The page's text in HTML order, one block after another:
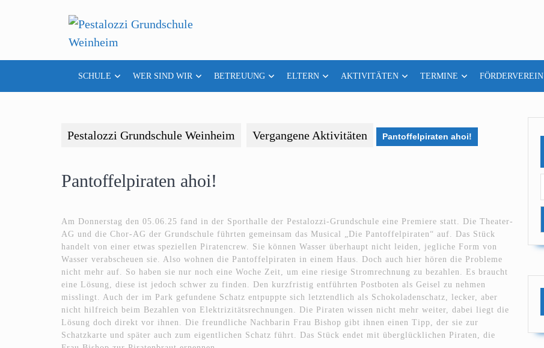
SCHULE WER SIND WIR BETREUUNG ELTERN AKTIVITÄTEN TERMINE FÖRDERVEREIN
Pestalozzi Grundschule Weinheim Vergangene Aktivitäten Pantoffelpiraten ahoi!
Pantoffelpiraten ahoi!
Am Donnerstag den 05.06.25 fand in der Sporthalle der Pestalozzi-Grundschule eine Premiere statt. Die Theater-
AG und die Chor-AG der Grundschule führten gemeinsam das Musical „Die Pantoffelpiraten“ auf. Das Stück
handelt von einer etwas speziellen Piratencrew. Sie können Wasser überhaupt nicht leiden, jegliche Form von
Wasser verabscheuen sie. Also wohnen die Pantoffelpiraten in einem Haus. Doch auch hier hören die Probleme
nicht mehr auf. So haben sie nur noch eine Woche Zeit, um eine riesige Stromrechnung zu bezahlen. Es braucht
eine Lösung, diese ist jedoch schwer zu finden. Den kurzfristig entführten Postboten als Geisel zu nehmen
misslingt. Auch der im Park gefundene Schatz entpuppte sich letztendlich als Schokoladenschatz, lecker, aber
nicht hilfreich beim Bezahlen von Elektrizitätsrechnungen. Die Piraten wissen nicht mehr weiter, dabei liegt die
Lösung doch direkt vor ihnen. Die freundliche Nachbarin Frau Bishop gibt ihnen einen Tipp, der sie zur
Schatzkarte und später auch zum eigentlichen Schatz führt. Das Stück endet mit überglücklichen Piraten, die